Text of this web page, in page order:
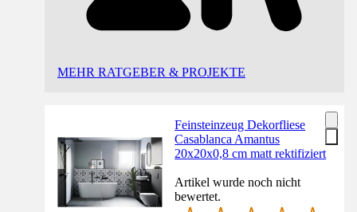
MEHR RATGEBER & PROJEKTE
Feinsteinzeug Dekorfliese
Casablanca Amantus
20x20x0,8 cm matt rektifiziert
Artikel wurde noch nicht
bewertet.